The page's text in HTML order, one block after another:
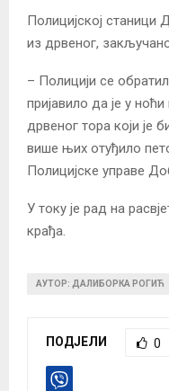
Полицијској станици
из дрвеног,
– Полицији се
пријавило да је у
дрвеног тора који је
више њих отуђило
Полицијске управе
У току је рад на
крађа.
АУТОР: ДАЛИБОРКА РОГИЋ
ПОДЈЕЛИ 0